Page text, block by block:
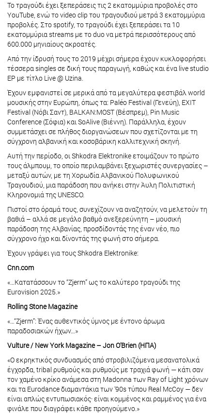
Το τραγούδι έχει ξεπεράσεις τις 2 εκατομμύρια προβολές στο
YouTube, ενώ το video clip του τραγουδιού μετρά 3 εκατομμύρια
προβολές. Στο spotify, το τραγούδι έχει ξεπεράσει τα 10
εκατομμύρια streams με το duo να μετρά περισσότερους από
600.000 μηνιαίους ακροατές.
Από την ίδρυσή τους το 2019 μέχρι σήμερα έχουν κυκλοφορήσει
τέσσερα singles σε δική τους παραγωγή, καθώς και ένα live studio
EP με τίτλο Live @ Uzina.
Έχουν εμφανιστεί σε μερικά από τα μεγαλύτερα φεστιβάλ world
μουσικής στην Ευρώπη, όπως τα: Paléo Festival (Γενεύη), EXIT
Festival (Νόβι Σαντ), BALKAN:MOST (Βέσπρεμ), Pin Music
Conference (Σόφια) και SoAlive (Βιέννη). Παράλληλα, έχουν
συμμετάσχει σε πλήθος διοργανώσεων που σχετίζονται με τη
σύγχρονη αλβανική και κοσοβάρικη καλλιτεχνική σκηνή.
Αυτή την περίοδο, οι Shkodra Elektronike ετοιμάζουν το πρώτο
τους άλμπουμ, το οποίο περιλαμβάνει ξεχωριστές συνεργασίες –
μεταξύ αυτών, με τη Χορωδία Αλβανικού Πολυφωνικού
Τραγουδιού, μια παράδοση που ανήκει στην Άυλη Πολιτιστική
Κληρονομιά της UNESCO.
Πιστοί στο όραμά τους, συνεχίζουν να αναζητούν, να μελετούν τη
βαθιά – αλλά σε μεγάλο βαθμό ανεξερεύνητη – μουσική
παράδοση της Αλβανίας, προσδίδοντάς της έναν νέο, πιο
σύγχρονο ήχο και δίνοντάς της φωνή στο σήμερα.
Έχουν γράψει για τους Shkodra Elektronike:
Cnn.com
«…Κατατάσσουν το “Zjerm” ως το καλύτερο τραγούδι της
Eurovision 2025.»
Rolling Stone Magazine
«…“Zjerm”: Ένας αυθεντικός ύμνος με έντονο άρωμα
παραδοσιακών ήχων…»
Vulture / New York Magazine – Jon O’Brien (ΗΠΑ)
«Ο εκρηκτικός συνδυασμός από στροβιλιζόμενα μεσανατολικά
έγχορδα, tribal ρυθμούς και ρυθμούς με τραχιά φωνή — κάτι σαν
τον χαμένο κρίκο ανάμεσα στη Madonna των Ray of Light χρόνων
και τα Eurodance διαμαντάκια των ’90s τύπου Real McCoy — δεν
είναι απλώς εντυπωσιακός· είναι κομμένος και ραμμένος για ένα
φινάλε που διαγράφει κάθε προηγούμενο.»